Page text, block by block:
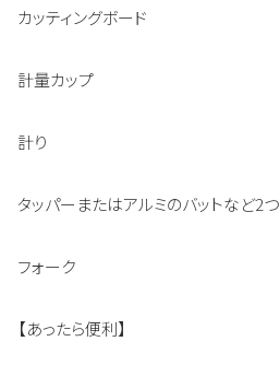
カッティングボード
計量カップ
計り
タッパーまたはアルミのバットなど2つ
フォーク
【あったら便利】